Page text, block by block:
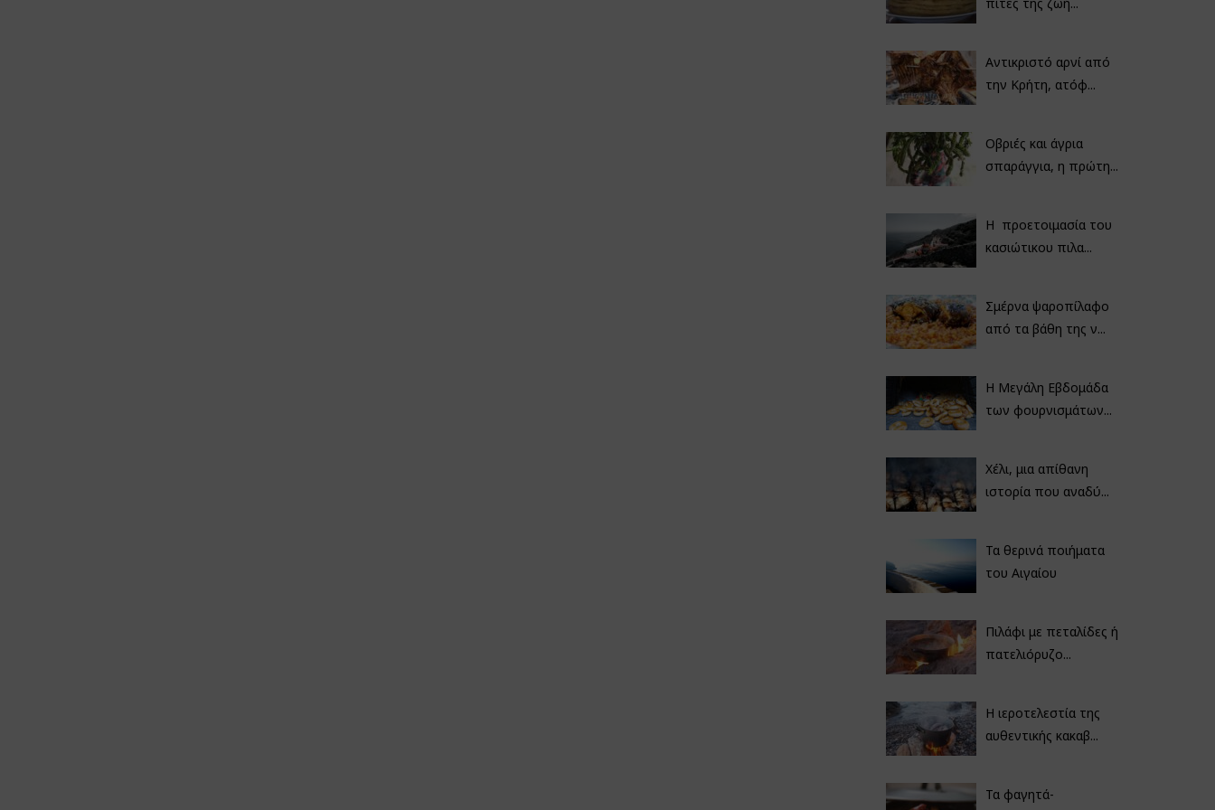
Αντικριστό αρνί από
την Κρήτη, ατόφ...
Οβριές και άγρια
σπαράγγια, η πρώτη...
Η προετοιμασία του
κασιώτικου πιλα...
Σμέρνα ψαροπίλαφο
από τα βάθη της ν...
Η Μεγάλη Εβδομάδα
των φουρνισμάτων...
Χέλι, μια απίθανη
ιστορία που αναδύ...
Τα θερινά ποιήματα
του Αιγαίου
Πιλάφι με πεταλίδες ή
πατελιόρυζο...
Η ιεροτελεστία της
αυθεντικής κακαβ...
Τα φαγητά-